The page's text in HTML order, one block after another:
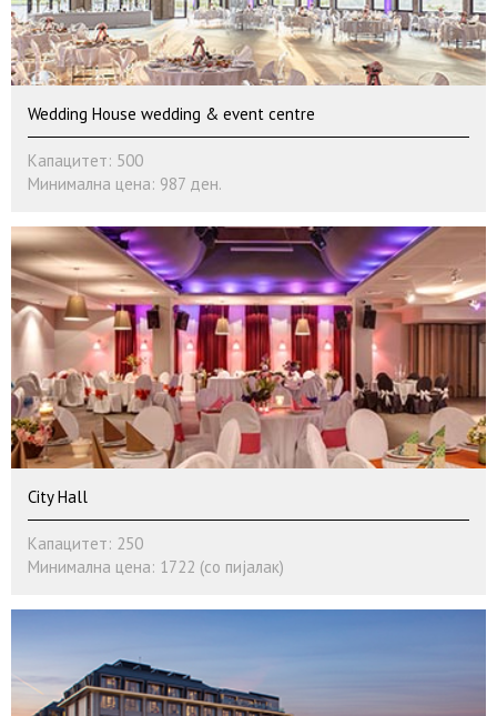
Wedding House wedding & event centre
Капацитет: 500
Минимална цена: 987 ден.
City Hall
Капацитет: 250
Минимална цена: 1722 (со пијалак)